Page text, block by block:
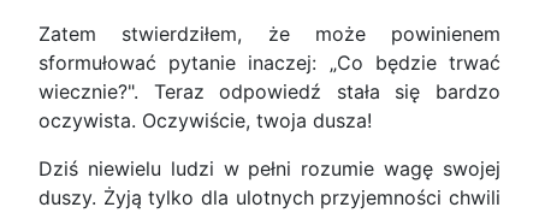
Zatem stwierdziłem, że może powinienem
sformułować pytanie inaczej: „Co będzie trwać
wiecznie?". Teraz odpowiedź stała się bardzo
oczywista. Oczywiście, twoja dusza!
Dziś niewielu ludzi w pełni rozumie wagę swojej
duszy. Żyją tylko dla ulotnych przyjemności chwili